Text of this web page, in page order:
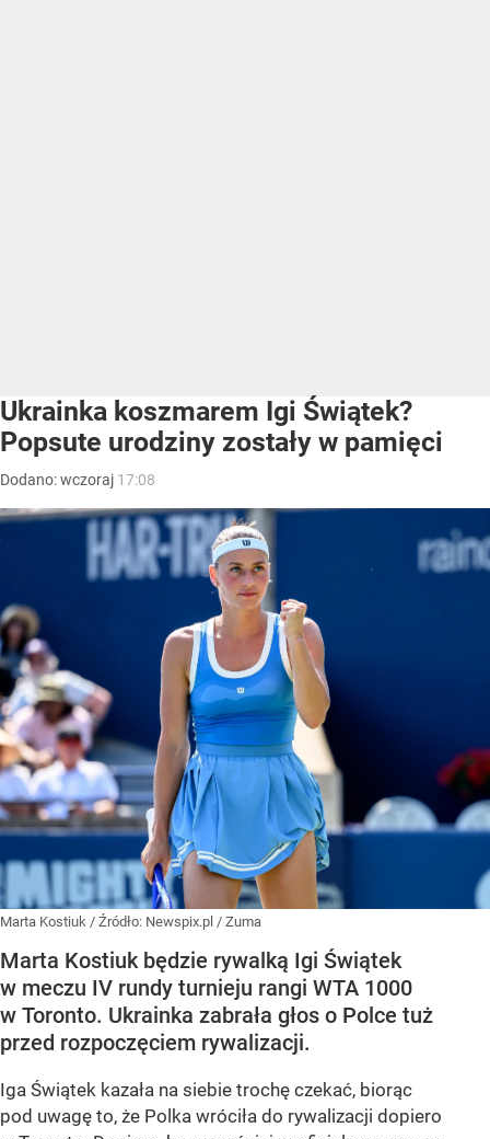
Ukrainka koszmarem Igi Świątek?
Popsute urodziny zostały w pamięci
Dodano:wczoraj 17:08
Marta Kostiuk / Źródło: Newspix.pl / Zuma
Marta Kostiuk będzie rywalką Igi Świątek
w meczu IV rundy turnieju rangi WTA 1000
w Toronto. Ukrainka zabrała głos o Polce tuż
przed rozpoczęciem rywalizacji.
Iga Świątek kazała na siebie trochę czekać, biorąc
pod uwagę to, że Polka wróciła do rywalizacji dopiero